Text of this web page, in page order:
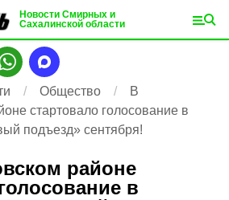
Новости Смирных и
Сахалинской области
Общество
В
стартовало голосование в
подъезд» сентября!
районе
в